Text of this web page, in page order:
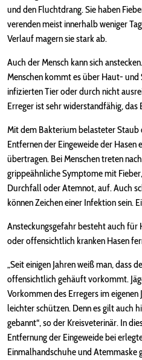
und den Fluchtdrang. Sie haben
verenden meist innerhalb weniger
Verlauf magern sie stark ab.
Auch der Mensch kann sich
Menschen kommt es über Haut-
infizierten Tier oder durch nicht
Erreger ist sehr widerstandfähig,
Mit dem Bakterium belasteter Staub
Entfernen der Eingeweide der
übertragen. Bei Menschen treten
grippeähnliche Symptome mit
Durchfall oder Atemnot, auf. Auch
können Zeichen einer Infektion sein.
Ansteckungsgefahr besteht auch für
oder offensichtlich kranken Hasen
„Seit einigen Jahren weiß man, dass
offensichtlich gehäuft vorkommt.
Vorkommen des Erregers im eigenen
leichter schützen. Denn es gilt auch
gebannt“, so der Kreisveterinär. In
Entfernung der Eingeweide bei
Einmalhandschuhe und Atemmaske